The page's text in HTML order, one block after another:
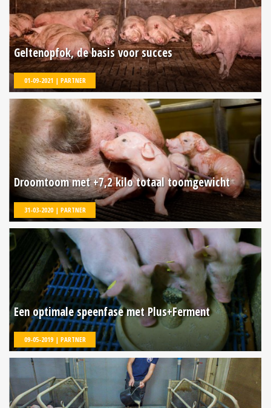
Geltenopfok, de basis voor succes
01-09-2021 | PARTNER
Droomtoom met +7,2 kilo totaal toomgewicht
31-03-2020 | PARTNER
Een optimale speenfase met Plus+Ferment
09-05-2019 | PARTNER